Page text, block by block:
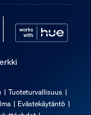
Tuoteturvallisuus
Evästekäytäntö